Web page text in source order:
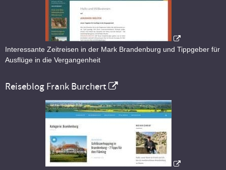
Interessante Zeitreisen in der Mark Brandenburg und Tippgeber für
Ausflüge in die Vergangenheit
Reiseblog Frank Burchert